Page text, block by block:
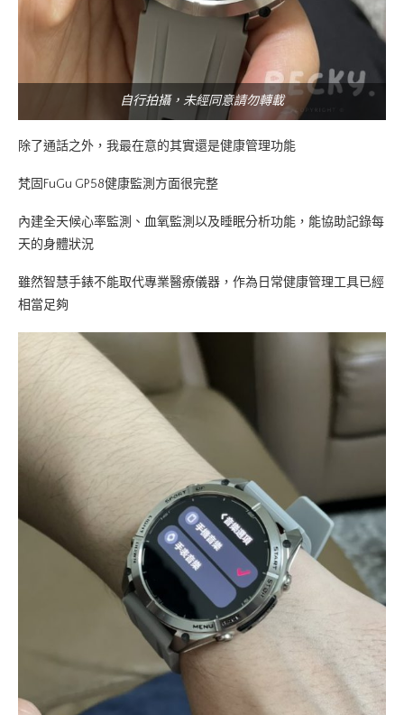
自行拍攝，未經同意請勿轉載
除了通話之外，我最在意的其實還是健康管理功能
梵固FuGu GP58健康監測方面很完整
內建全天候心率監測、血氧監測以及睡眠分析功能，能協助記錄每
天的身體狀況
雖然智慧手錶不能取代專業醫療儀器，作為日常健康管理工具已經
相當足夠